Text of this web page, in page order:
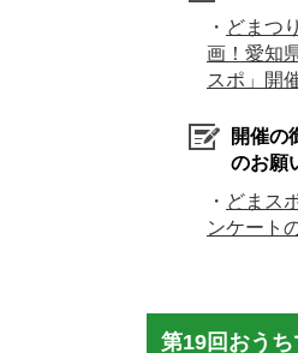
・ どまつ
画！愛知
スポ」開
開催の
のお願
・ どまス
ンケート
第19回おう